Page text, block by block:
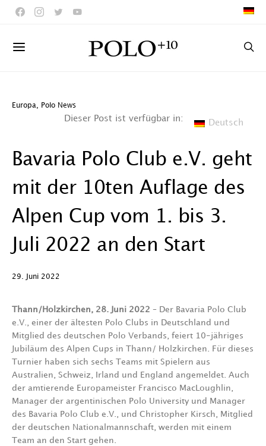
Europa Polo News
Dieser Post ist verfügbar in: Deutsch
Bavaria Polo Club e.V. geht
mit der 10ten Auflage des
Alpen Cup vom 1. bis 3.
Juli 2022 an den Start
29. Juni 2022
Thann/Holzkirchen, 28. Juni 2022 – Der Bavaria Polo Club
e.V., einer der ältesten Polo Clubs in Deutschland und
Mitglied des deutschen Polo Verbands, feiert 10-jähriges
Jubiläum des Alpen Cups in Thann/ Holzkirchen. Für dieses
Turnier haben sich sechs Teams mit Spielern aus
Australien, Schweiz, Irland und England angemeldet. Auch
der amtierende Europameister Francisco MacLoughlin,
Manager der argentinischen Polo University und Manager
des Bavaria Polo Club e.V., und Christopher Kirsch, Mitglied
der deutschen Nationalmannschaft, werden mit einem
Team an den Start gehen.